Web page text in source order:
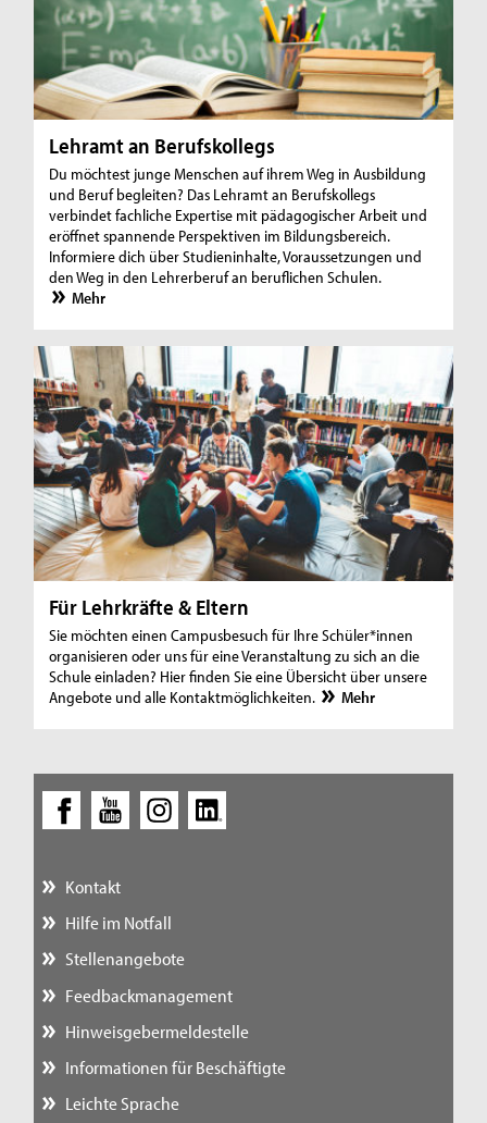
Lehramt an Berufskollegs
Du möchtest junge Menschen auf ihrem Weg in Ausbildung
und Beruf begleiten? Das Lehramt an Berufskollegs
verbindet fachliche Expertise mit pädagogischer Arbeit und
eröffnet spannende Perspektiven im Bildungsbereich.
Informiere dich über Studieninhalte, Voraussetzungen und
den Weg in den Lehrerberuf an beruflichen Schulen.
Mehr
Für Lehrkräfte & Eltern
Sie möchten einen Campusbesuch für Ihre Schüler*innen
organisieren oder uns für eine Veranstaltung zu sich an die
Schule einladen? Hier finden Sie eine Übersicht über unsere
Angebote und alle Kontaktmöglichkeiten.
Mehr
Kontakt
Hilfe im Notfall
Stellenangebote
Feedbackmanagement
Hinweisgebermeldestelle
Informationen für Beschäftigte
Leichte Sprache